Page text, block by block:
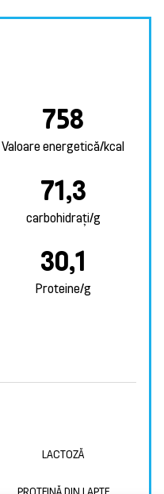
758
Valoare energetică/kcal
71,3
carbohidrați/g
30,1
Proteine/g
LACTOZĂ
PROTEINĂ DIN LAPTE